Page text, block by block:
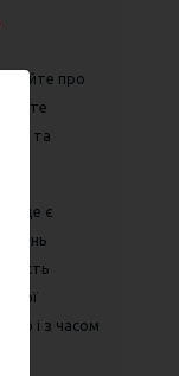
про
та
– це є
знань
свої
і з часом